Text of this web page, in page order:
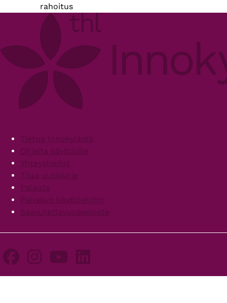
rahoitus
FooterTietoa Innokylästä
Ohjeita käyttäjille
Yhteystiedot
Tilaa uutiskirje
Palaute
Palvelun käyttöehdot
Saavutettavuusseloste